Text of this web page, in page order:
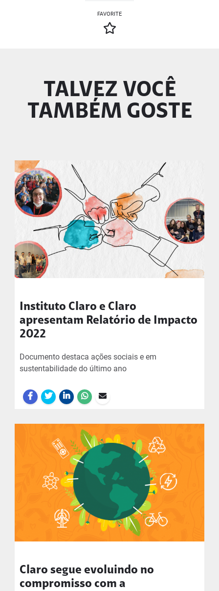
FAVORITE
TALVEZ VOCÊ
TAMBÉM GOSTE
Instituto Claro e Claro
apresentam Relatório de Impacto
2022
Documento destaca ações sociais e em
sustentabilidade do último ano
Claro segue evoluindo no
compromisso com a